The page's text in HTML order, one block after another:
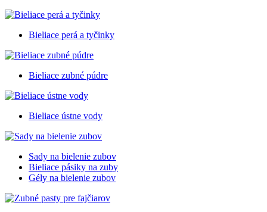
Bieliace perá a tyčinky
Bieliace zubné púdre
Bieliace ústne vody
Sady na bielenie zubov
Bieliace pásiky na zuby
Gély na bielenie zubov